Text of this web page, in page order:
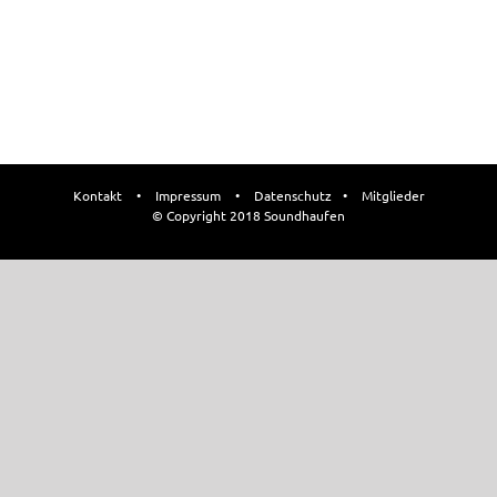
Kontakt • Impressum • Datenschutz •
Mitglieder
© Copyright 2018 Soundhaufen